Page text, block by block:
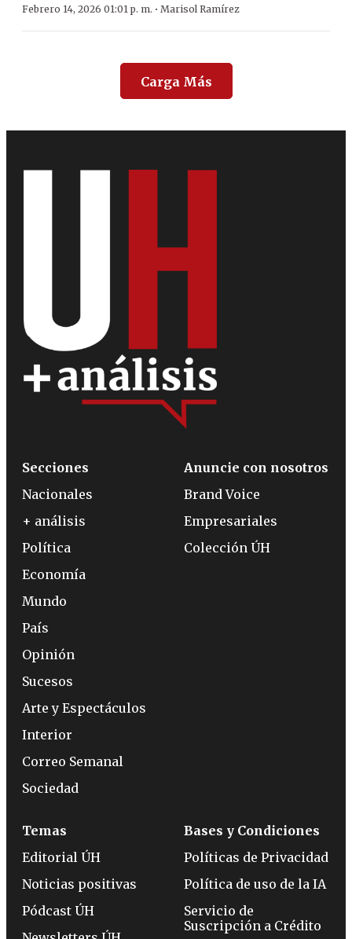
Febrero 14, 2026 01:01 p. m. · Marisol Ramírez
Carga Más
Secciones
Nacionales
+ análisis
Política
Economía
Mundo
País
Opinión
Sucesos
Arte y Espectáculos
Interior
Correo Semanal
Sociedad
Anuncie con nosotros
Brand Voice
Empresariales
Colección ÚH
Temas
Editorial ÚH
Noticias positivas
Pódcast ÚH
Bases y Condiciones
Políticas de Privacidad
Política de uso de la IA
Servicio de
Suscripción a Crédito